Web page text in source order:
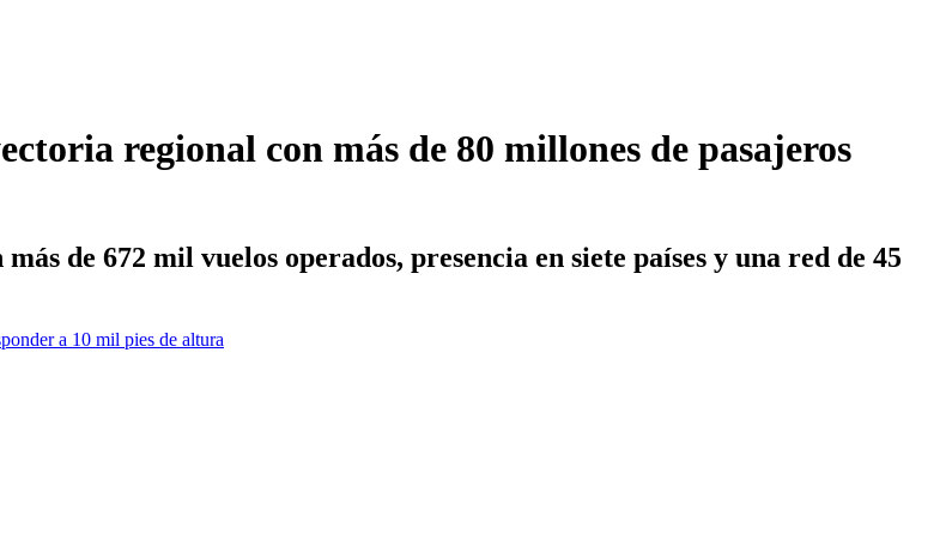
regional con más de 80 millones de pasajeros
de 672 mil vuelos operados, presencia en siete países y una red de 45
a 10 mil pies de altura